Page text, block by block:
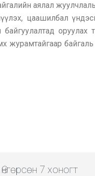
аялал
цаашилбал
Өнгөрсөн 7 хоногт